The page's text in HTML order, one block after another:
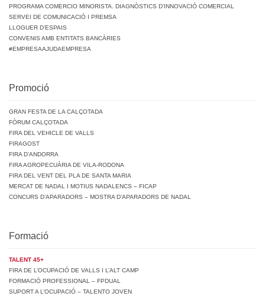
PROGRAMA COMERCIO MINORISTA. DIAGNÒSTICS D’INNOVACIÓ COMERCIAL
SERVEI DE COMUNICACIÓ I PREMSA
LLOGUER D’ESPAIS
CONVENIS AMB ENTITATS BANCÀRIES
#EMPRESAAJUDAEMPRESA
Promoció
GRAN FESTA DE LA CALÇOTADA
FÒRUM CALÇOTADA
FIRA DEL VEHICLE DE VALLS
FIRAGOST
FIRA D’ANDORRA
FIRA AGROPECUÀRIA DE VILA-RODONA
FIRA DEL VENT DEL PLA DE SANTA MARIA
MERCAT DE NADAL I MOTIUS NADALENCS – FICAP
CONCURS D’APARADORS – MOSTRA D’APARADORS DE NADAL
Formació
TALENT 45+
FIRA DE L’OCUPACIÓ DE VALLS I L’ALT CAMP
FORMACIÓ PROFESSIONAL – FPDUAL
SUPORT A L’OCUPACIÓ – TALENTO JOVEN